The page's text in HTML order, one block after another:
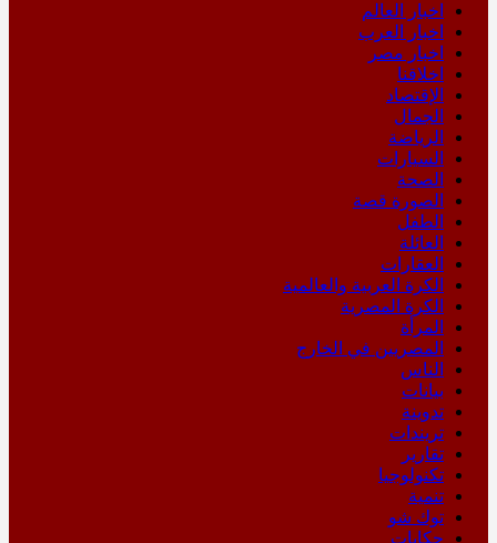
اخبار العالم
اخبار العرب
اخبار مصر
اخلاقنا
الإقتصاد
الجمال
الرياضة
السيارات
الصحة
الصورة قصة
الطفل
العائلة
العقارات
الكرة العربية والعالمية
الكرة المصرية
المرأة
المصريين في الخارج
الناس
بيانات
تدوينة
تريندات
تقارير
تكنولوجيا
تنمية
توك شو
حكايات